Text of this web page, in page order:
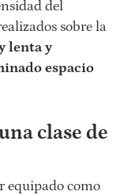
del
sobre la
lenta y
espacio
clase de
equipado como